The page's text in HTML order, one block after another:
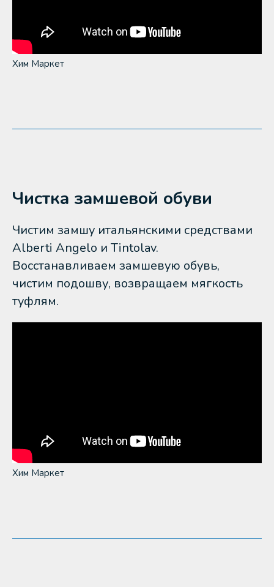
Хим Маркет
Чистка замшевой обуви
Чистим замшу итальянскими средствами
Alberti Angelo и Tintolav.
Восстанавливаем замшевую обувь,
чистим подошву, возвращаем мягкость
туфлям.
Хим Маркет